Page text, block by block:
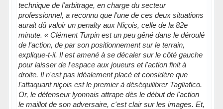
technique de l'arbitrage, en charge du secteur
professionnel, a reconnu que l'une de ces deux situations
aurait dû valoir un penalty aux Niçois, celle de la 82e
minute. « Clément Turpin est un peu gêné dans le déroulé
de l'action, de par son positionnement sur le terrain,
explique-t-il. Il est amené à se décaler sur le côté gauche
pour laisser de l'espace aux joueurs et l'action finit à
droite. Il n'est pas idéalement placé et considère que
l'attaquant niçois est le premier à déséquilibrer Tagliafico.
Or, le défenseur lyonnais attrape dès le début de l'action
le maillot de son adversaire, c'est clair sur les images. Et,